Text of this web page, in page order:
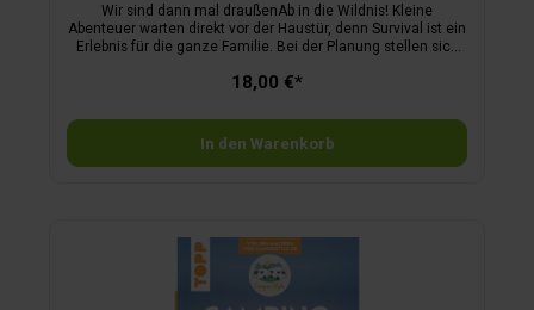
Wir sind dann mal draußenAb in die Wildnis! Kleine
Abenteuer warten direkt vor der Haustür, denn Survival ist ein
Erlebnis für die ganze Familie. Bei der Planung stellen sich
Regen oder für die Nacht? Wie orientiere ich mich im Wald?
einen Topf zum Kochen? Und was muss ich eigentlich in der
Natur beachten, wenn ich ein Soft-Survival-Wochenende
plane? Dieses Handbuch bietet Soft-Survival-Ideen in der
Natur für Groß und Klein und hilft, all diese Fragen zu
18,00 €*
In den Warenkorb